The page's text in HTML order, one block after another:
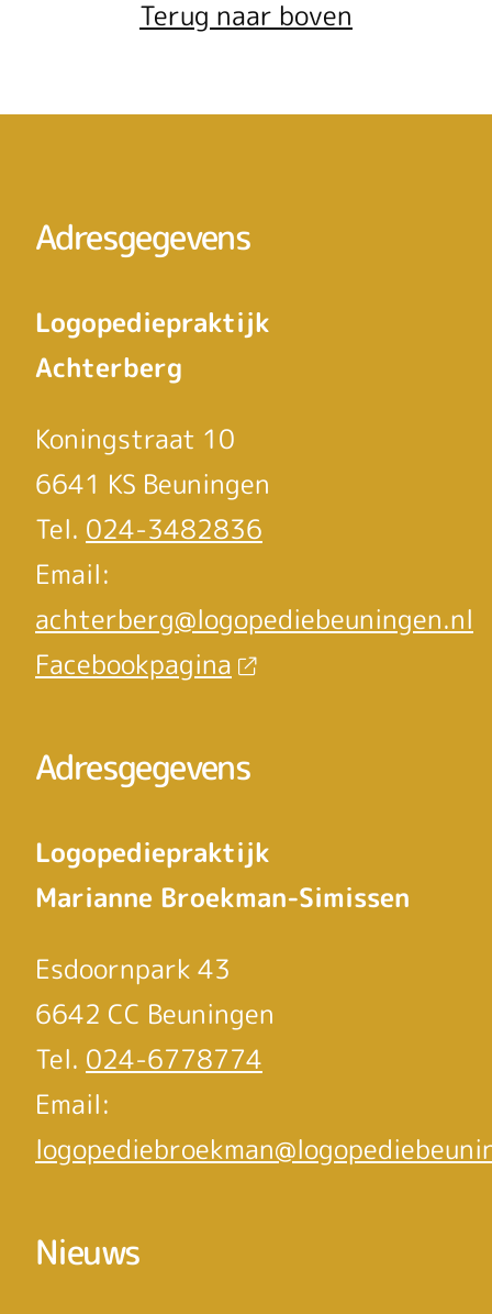
Terug naar boven
Adresgegevens
Logopediepraktijk
Achterberg
Koningstraat 10
6641 KS Beuningen
Tel. 024-3482836
Email:
achterberg@logopediebeuningen.nl
Facebookpagina
Adresgegevens
Logopediepraktijk
Marianne Broekman-Simissen
Esdoornpark 43
6642 CC Beuningen
Tel. 024-6778774
Email:
Nieuws